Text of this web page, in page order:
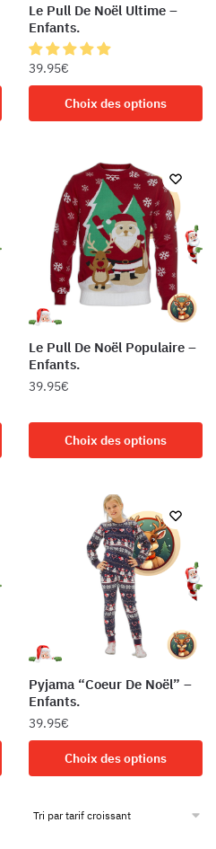
Le Pull De Noël Ultime –
Enfants.
39.95€
Choix des options
produit
variations.
options
peuvent
être
choisies
sur
page
du
Le Pull De Noël Populaire –
Enfants.
39.95€
Choix des options
produit
a
la
du
produit
Pyjama “Coeur De Noël” –
Enfants.
39.95€
Choix des options
produit
plusieurs